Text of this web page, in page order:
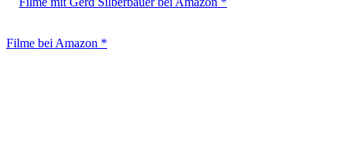
Filme bei Amazon *